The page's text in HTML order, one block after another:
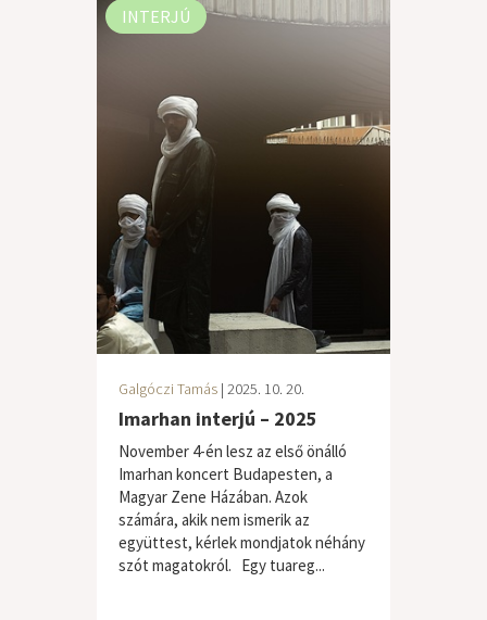
INTERJÚ
Galgóczi Tamás | 2025. 10. 20.
Imarhan interjú – 2025
November 4-én lesz az első önálló
Imarhan koncert Budapesten, a
Magyar Zene Házában. Azok
számára, akik nem ismerik az
együttest, kérlek mondjatok néhány
szót magatokról. Egy tuareg...